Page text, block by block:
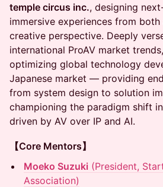
temple circus inc., designing
immersive experiences from both
creative perspective. Deeply
international ProAV market
optimizing global technology
Japanese market — providing
from system design to solution
championing the paradigm shift
driven by AV over IP and AI.
【Core Mentors】
Moeko Suzuki (President,
Association)